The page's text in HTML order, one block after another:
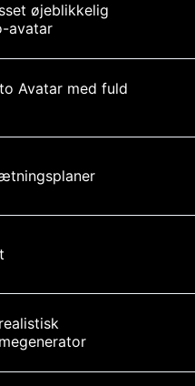
øjeblikkelig
avatar
Avatar med fuld